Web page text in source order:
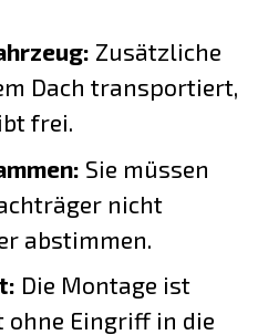
Zusätzliche
Dach transportiert,
frei.
Sie müssen
nicht
abstimmen.
Die Montage ist
Eingriff in die